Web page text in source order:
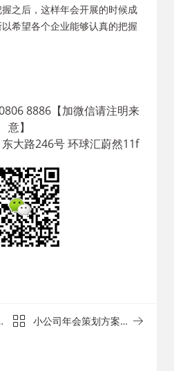
之后，这样年会开展的时候成
希望各个企业能够认真的把握
8886【加微信请注明来
意】
大路246号 环球汇蔚然11f
小公司年会策划方案如